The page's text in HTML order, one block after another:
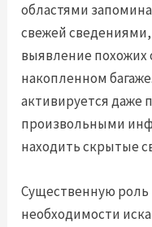
областями
свежей сведениями,
выявление
накопленном
активируется даже
произвольными
находить скрытые
Существенную
необходимости